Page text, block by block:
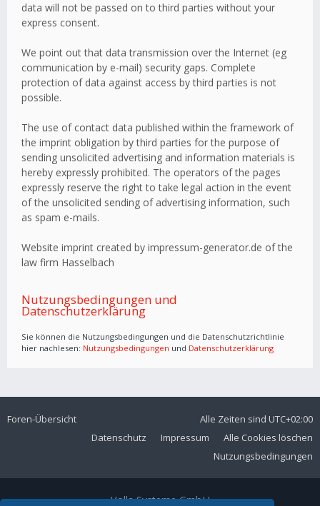
data will not be passed on to third parties without your
express consent.
We point out that data transmission over the Internet (eg
communication by e-mail) security gaps. Complete
protection of data against access by third parties is not
possible.
The use of contact data published within the framework of
the imprint obligation by third parties for the purpose of
sending unsolicited advertising and information materials is
hereby expressly prohibited. The operators of the pages
expressly reserve the right to take legal action in the event
of the unsolicited sending of advertising information, such
as spam e-mails.
Website imprint created by impressum-generator.de of the
law firm Hasselbach
Nutzungsbedingungen und
Datenschutzerklärung
Sie können die Nutzungsbedingungen und die Datenschutzrichtlinie
hier nachlesen: Nutzungsbedingungen und Datenschutzerklärung
Foren-Übersicht Alle Zeiten sind UTC+02:00
Alle Cookies löschen
Impressum
Datenschutz
Nutzungsbedingungen
Volla Systeme GmbH